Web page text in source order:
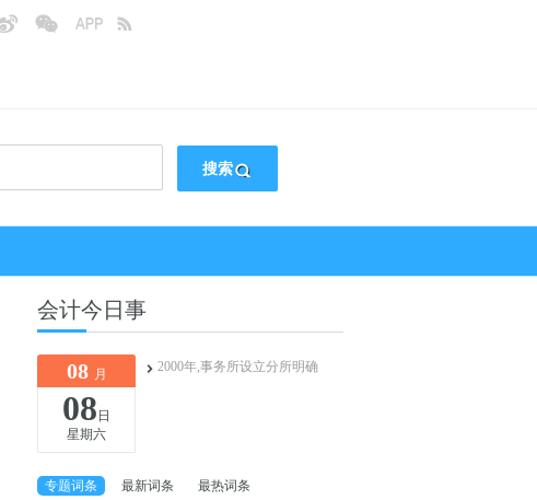
搜索
会计今日事
08 月
08 日
星期六
2000年,事务所设立分所明确
专题词条 最新词条 最热词条